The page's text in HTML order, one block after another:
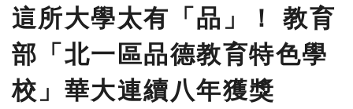
這所大學太有「品」！ 教育
部「北一區品德教育特色學
校」華大連續八年獲獎